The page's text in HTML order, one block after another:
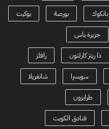
بانكوك بورصة بوكيت
جزيرة ياس
ذا ريتز كارلتون رافلز
سويسرا شانغريلا
طرابزون
فنادق الكويت